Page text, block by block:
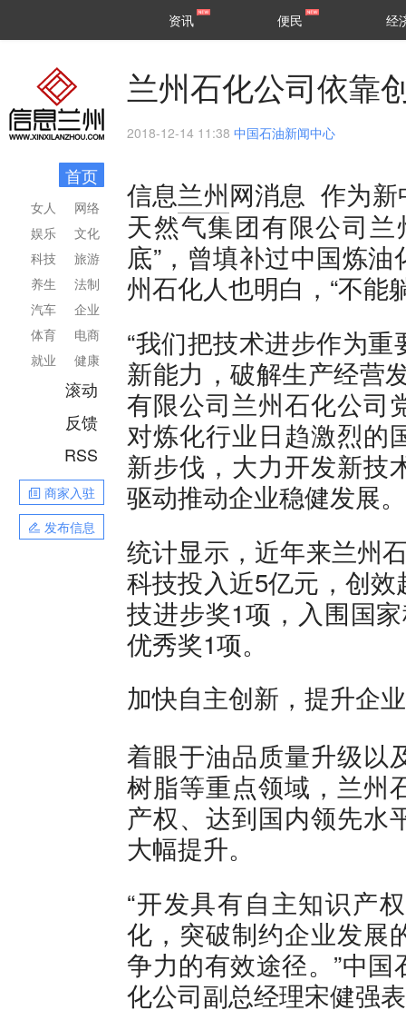
区县
资讯 便民 经
首页
网络
文化
旅游
法制
企业
电商
健康
女人
娱乐
科技
养生
汽车
体育
就业
滚动
反馈
RSS
商家入驻
发布信息
兰州石化公司依靠
2018-12-14 11:38 中国石油新闻中心
信息兰州网消息 作为新
天然气集团有限公司
底”，曾填补过中国炼
州石化人也明白，“不能
“我们把技术进步作为
新能力，破解生产经营
有限公司兰州石化公司
对炼化行业日趋激烈的
新步伐，大力开发新技
驱动推动企业稳健发展。
统计显示，近年来兰州
科技投入近5亿元，创
技进步奖1项，入围国
优秀奖1项。
加快自主创新，提升企
着眼于油品质量升级以
树脂等重点领域，兰州
产权、达到国内领先水
大幅提升。
“开发具有自主知识产
化，突破制约企业发展
争力的有效途径。”中
化公司副总经理宋健强